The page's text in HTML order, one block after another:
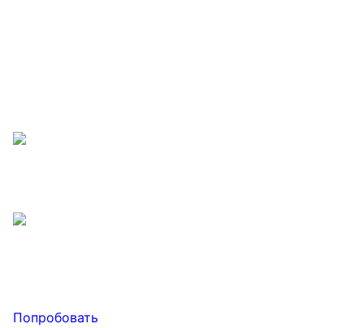
Попробовать